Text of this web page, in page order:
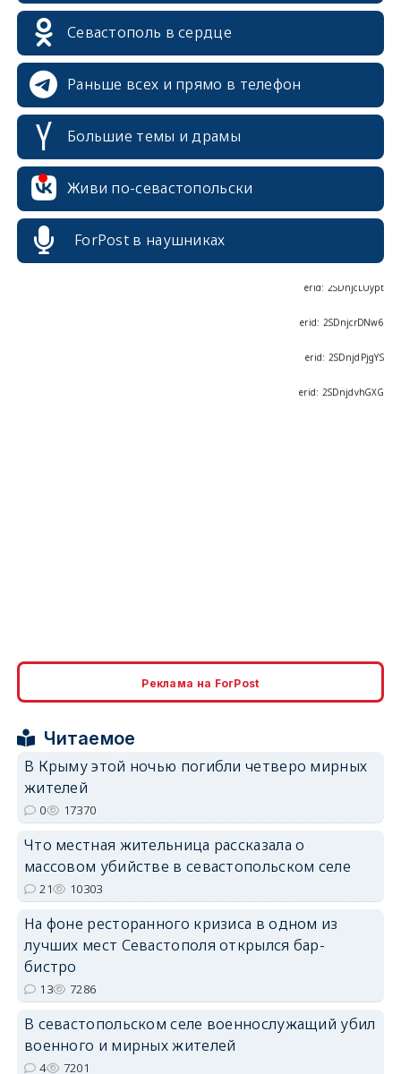
Севастополь в сердце
Раньше всех и прямо в телефон
Большие темы и драмы
Живи по-севастопольски
ForPost в наушниках
erid: 2SDnjcrDNw6
erid: 2SDnjdPjgYS
erid: 2SDnjcLUypt
erid: 2SDnjcrDNw6
erid: 2SDnjdPjgYS
erid: 2SDnjdvhGXG
Реклама на ForPost
Читаемое
В Крыму этой ночью погибли четверо мирных
жителей
0 17370
Что местная жительница рассказала о
массовом убийстве в севастопольском селе
21 10303
На фоне ресторанного кризиса в одном из
лучших мест Севастополя открылся бар-
бистро
13 7286
В севастопольском селе военнослужащий убил
военного и мирных жителей
4 7201